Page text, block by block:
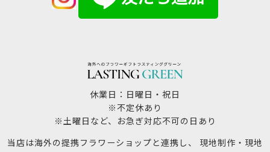
休業日：日曜日・祝日
※不定休あり
※土曜日など、お急ぎ対応不可の日あり
当店は海外の提携フラワーショップと連携し、 現地制作・現地